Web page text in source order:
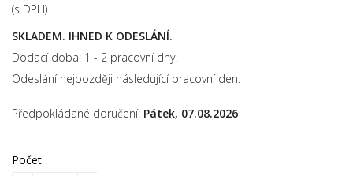
(s DPH)
SKLADEM. IHNED K ODESLÁNÍ.
Dodací doba: 1 - 2 pracovní dny.
Odeslání nejpozději následující pracovní den.
Předpokládané doručení: Pátek, 07.08.2026
Počet: